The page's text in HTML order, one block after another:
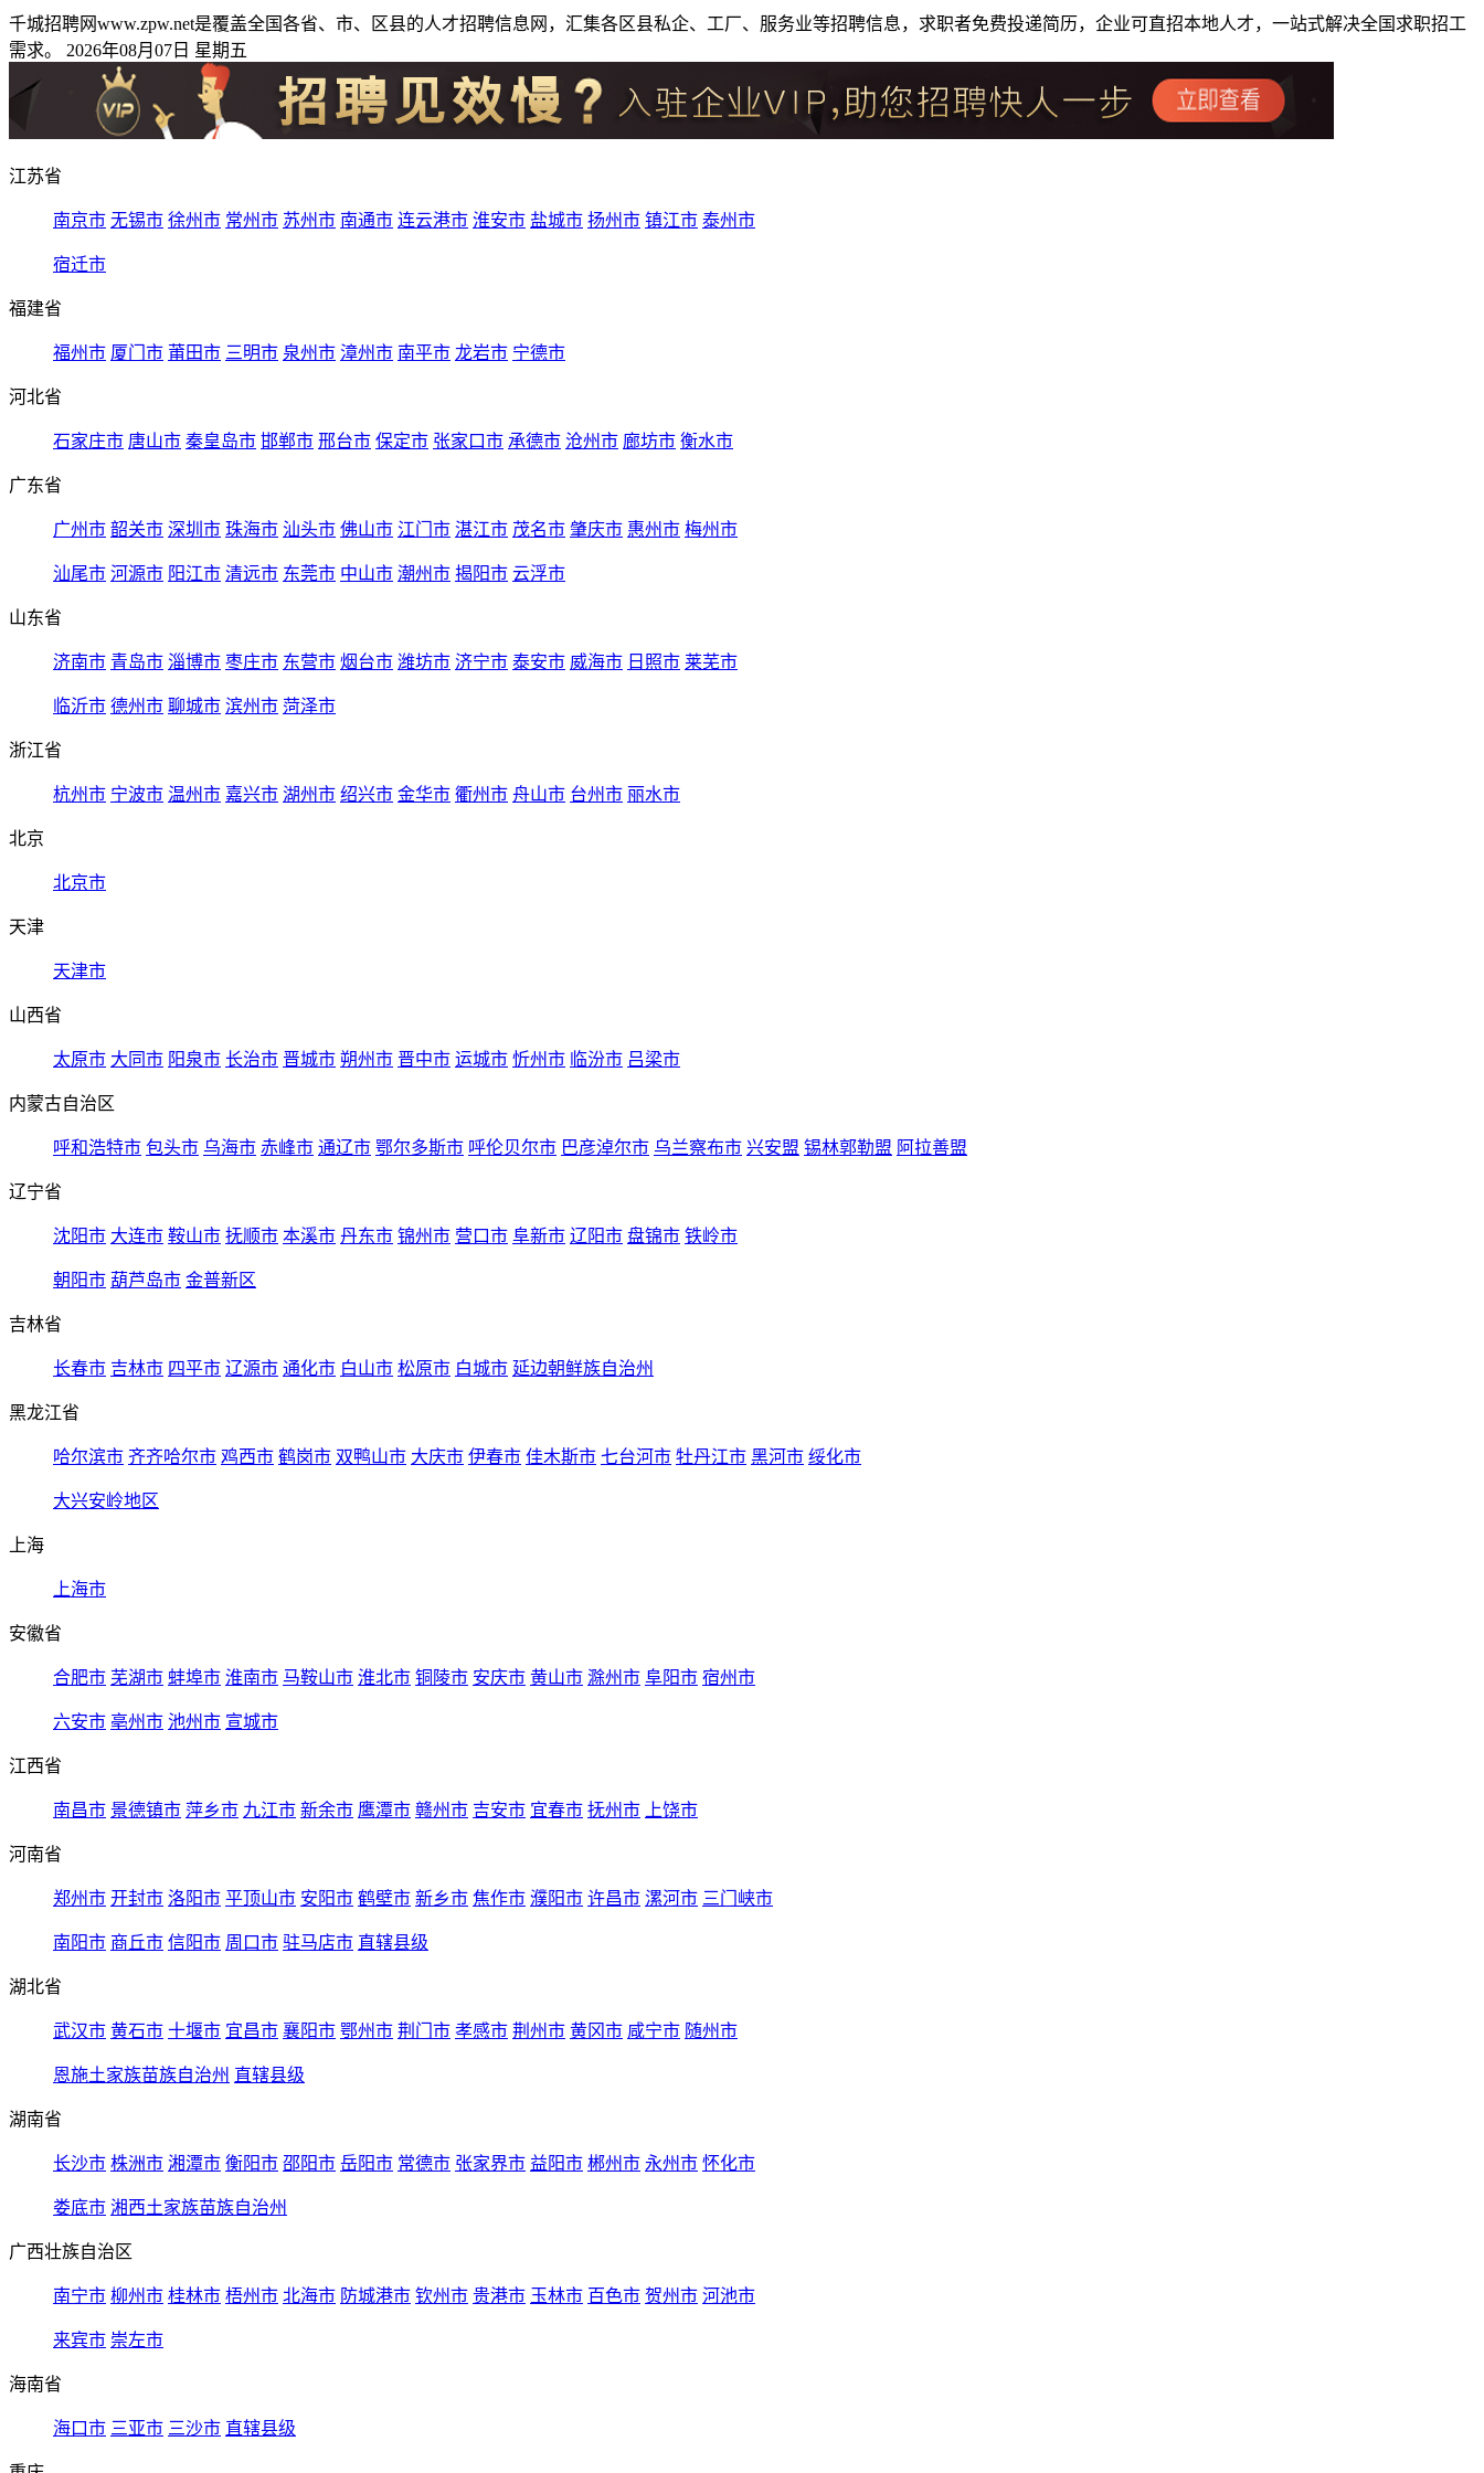
千城招聘网www.zpw.net是覆盖全国各省、市、区县的人才招聘信息网，汇集各区县私企、工厂、服务业等招聘信息，求职者免费投递简历，企业可直招本地人才，一站式解决全国求职招工
需求。 2026年08月07日 星期五
江苏省
南京市 无锡市 徐州市 常州市 苏州市 南通市 连云港市 淮安市 盐城市 扬州市 镇江市 泰州市
宿迁市
福建省
福州市 厦门市 莆田市 三明市 泉州市 漳州市 南平市 龙岩市 宁德市
河北省
石家庄市 唐山市 秦皇岛市 邯郸市 邢台市 保定市 张家口市 承德市 沧州市 廊坊市 衡水市
广东省
广州市 韶关市 深圳市 珠海市 汕头市 佛山市 江门市 湛江市 茂名市 肇庆市 惠州市 梅州市
汕尾市 河源市 阳江市 清远市 东莞市 中山市 潮州市 揭阳市 云浮市
山东省
济南市 青岛市 淄博市 枣庄市 东营市 烟台市 潍坊市 济宁市 泰安市 威海市 日照市 莱芜市
临沂市 德州市 聊城市 滨州市 菏泽市
浙江省
杭州市 宁波市 温州市 嘉兴市 湖州市 绍兴市 金华市 衢州市 舟山市 台州市 丽水市
北京
北京市
天津
天津市
山西省
太原市 大同市 阳泉市 长治市 晋城市 朔州市 晋中市 运城市 忻州市 临汾市 吕梁市
内蒙古自治区
呼和浩特市 包头市 乌海市 赤峰市 通辽市 鄂尔多斯市 呼伦贝尔市 巴彦淖尔市 乌兰察布市 兴安盟 锡林郭勒盟 阿拉善盟
辽宁省
沈阳市 大连市 鞍山市 抚顺市 本溪市 丹东市 锦州市 营口市 阜新市 辽阳市 盘锦市 铁岭市
朝阳市 葫芦岛市 金普新区
吉林省
长春市 吉林市 四平市 辽源市 通化市 白山市 松原市 白城市 延边朝鲜族自治州
黑龙江省
哈尔滨市 齐齐哈尔市 鸡西市 鹤岗市 双鸭山市 大庆市 伊春市 佳木斯市 七台河市 牡丹江市 黑河市 绥化市
大兴安岭地区
上海
上海市
安徽省
合肥市 芜湖市 蚌埠市 淮南市 马鞍山市 淮北市 铜陵市 安庆市 黄山市 滁州市 阜阳市 宿州市
六安市 亳州市 池州市 宣城市
江西省
南昌市 景德镇市 萍乡市 九江市 新余市 鹰潭市 赣州市 吉安市 宜春市 抚州市 上饶市
河南省
郑州市 开封市 洛阳市 平顶山市 安阳市 鹤壁市 新乡市 焦作市 濮阳市 许昌市 漯河市 三门峡市
南阳市 商丘市 信阳市 周口市 驻马店市 直辖县级
湖北省
武汉市 黄石市 十堰市 宜昌市 襄阳市 鄂州市 荆门市 孝感市 荆州市 黄冈市 咸宁市 随州市
恩施土家族苗族自治州 直辖县级
湖南省
长沙市 株洲市 湘潭市 衡阳市 邵阳市 岳阳市 常德市 张家界市 益阳市 郴州市 永州市 怀化市
娄底市 湘西土家族苗族自治州
广西壮族自治区
南宁市 柳州市 桂林市 梧州市 北海市 防城港市 钦州市 贵港市 玉林市 百色市 贺州市 河池市
来宾市 崇左市
海南省
海口市 三亚市 三沙市 直辖县级